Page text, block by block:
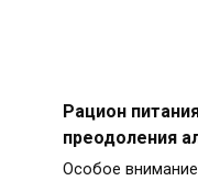
Рацион
преодоления
Особое